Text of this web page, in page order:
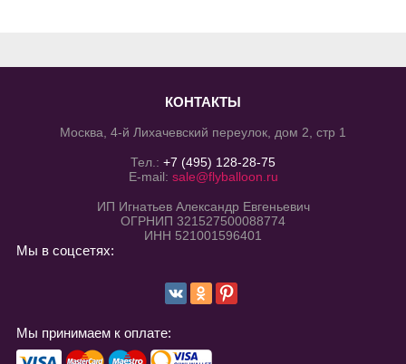
КОНТАКТЫ
Москва, 4-й Лихачевский переулок, дом 2, стр 1
Тел.: +7 (495) 128-28-75
E-mail: sale@flyballoon.ru
ИП Игнатьев Александр Евгеньевич
ОГРНИП 321527500088774
ИНН 521001596401
Мы в соцсетях:
Мы принимаем к оплате: